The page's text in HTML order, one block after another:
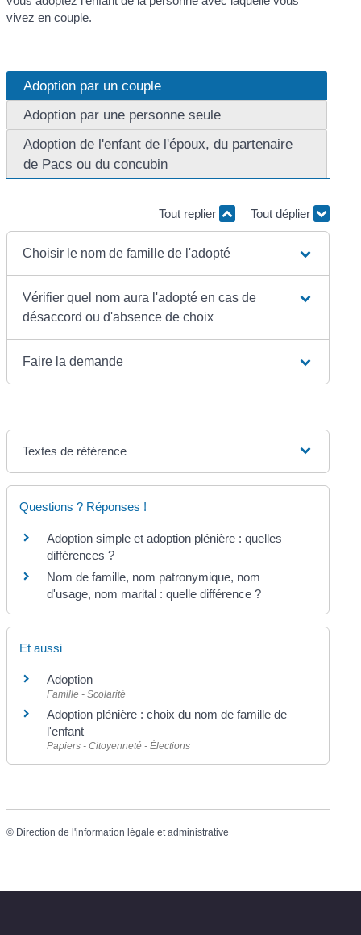
vivez en couple.
Adoption par un couple
Adoption par une personne seule
Adoption de l'enfant de l'époux, du partenaire
de Pacs ou du concubin
Tout replier Tout déplier
Choisir le nom de famille de l'adopté
Vérifier quel nom aura l'adopté en cas de
désaccord ou d'absence de choix
Faire la demande
Textes de référence
Questions ? Réponses !
Adoption simple et adoption plénière : quelles
différences ?
Nom de famille, nom patronymique, nom
d'usage, nom marital : quelle différence ?
Et aussi
Adoption
Famille - Scolarité
Adoption plénière : choix du nom de famille de
l'enfant
Papiers - Citoyenneté - Élections
© Direction de l'information légale et administrative